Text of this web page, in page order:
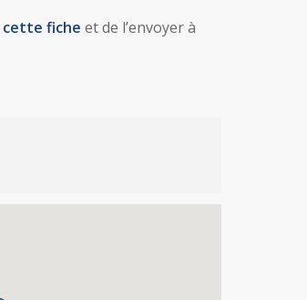
cette fiche et de l’envoyer à